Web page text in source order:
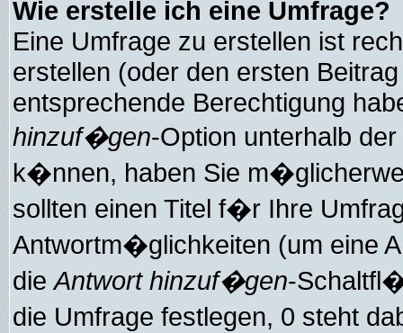
Wie erstelle ich eine Umfrage?
Eine Umfrage zu erstellen ist
erstellen (oder den ersten
entsprechende Berechtigung
hinzuf�gen-Option unterhalb
k�nnen, haben Sie
sollten einen Titel f�r Ihre
Antwortm�glichkeiten (um eine
dieAntwort hinzuf�gen-
die Umfrage festlegen, 0 steht